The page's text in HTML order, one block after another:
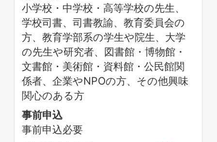
小学校・中学校・高等学校の先生、
学校司書、司書教諭、教育委員会の
方、教育学部系の学生や院生、大学
の先生や研究者、図書館・博物館・
文書館・美術館・資料館・公民館関
係者、企業やNPOの方、その他興味
関心のある方
事前申込
事前申込必要